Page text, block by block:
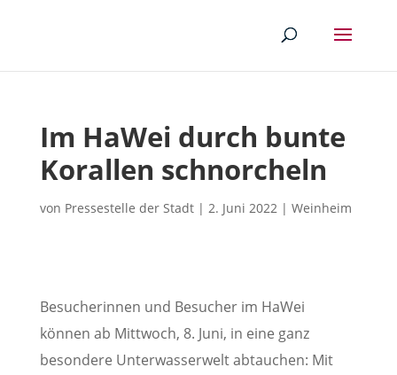
Im HaWei durch bunte
Korallen schnorcheln
von Pressestelle der Stadt| 2. Juni 2022| Weinheim
Besucherinnen und Besucher im HaWei
können ab Mittwoch, 8. Juni, in eine ganz
besondere Unterwasserwelt abtauchen: Mit